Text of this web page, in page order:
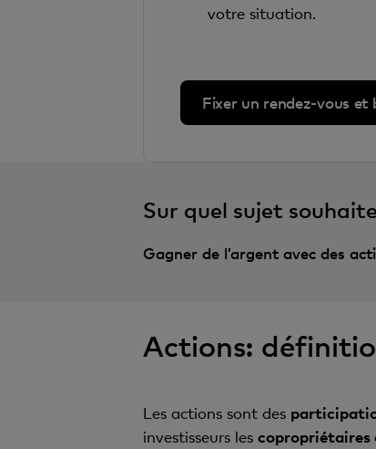
votre situation.
Fixer un rendez-vous et
Sur quel sujet
Gagner de l’argent avec des
Actions:
Les actions sont des
investisseurs les copropriétaires